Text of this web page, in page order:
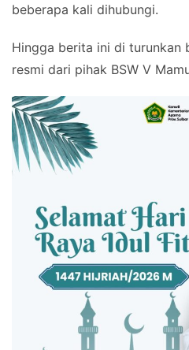
beberapa kali dihubungi.
Hingga berita ini di turunkan
resmi dari pihak BSW V